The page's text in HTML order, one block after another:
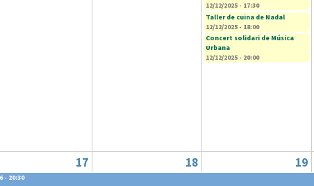
12/12/2025 - 17:30
Taller de cuina de Nadal
12/12/2025 - 18:00
Concert solidari de Música
Urbana
12/12/2025 - 20:00
17 18 19
- 20:30